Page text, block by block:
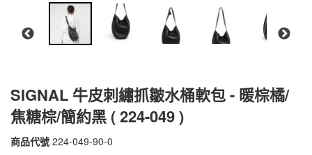
SIGNAL 牛皮刺繡抓皺水桶軟包 - 暖棕橘/
焦糖棕/簡約黑 ( 224-049 )
商品代號 224-049-90-0
224-